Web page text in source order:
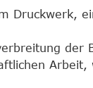
Druckwerk,
der